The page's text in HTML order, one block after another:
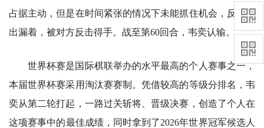
占据主动，但是在时间紧张的情况下未能抓住机会，反而走
出漏着，被对方反击得手。战至第60回合，韦奕认输。
世界杯赛是国际棋联举办的水平最高的个人赛事之一，
本届世界杯赛采用淘汰赛赛制。凭借较高的等级分排名，韦
奕从第二轮打起，一路过关斩将、晋级决赛，创造了个人在
这项赛事中的最佳成绩，同时拿到了2026年世界冠军候选人